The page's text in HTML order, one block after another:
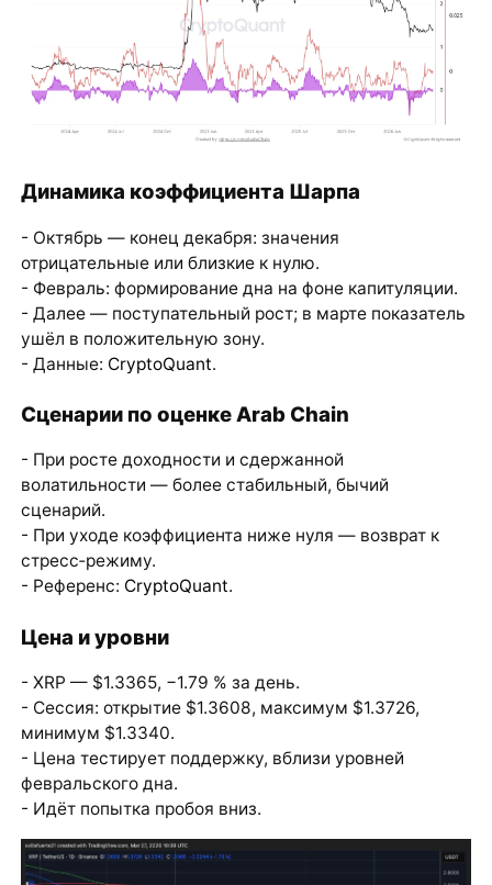
Динамика коэффициента Шарпа
- Октябрь — конец декабря: значения
отрицательные или близкие к нулю.
- Февраль: формирование дна на фоне капитуляции.
- Далее — поступательный рост; в марте показатель
ушёл в положительную зону.
- Данные: CryptoQuant.
Сценарии по оценке Arab Chain
- При росте доходности и сдержанной
волатильности — более стабильный, бычий
сценарий.
- При уходе коэффициента ниже нуля — возврат к
стресс‑режиму.
- Референс: CryptoQuant.
Цена и уровни
- XRP — $1.3365, −1.79 % за день.
- Сессия: открытие $1.3608, максимум $1.3726,
минимум $1.3340.
- Цена тестирует поддержку, вблизи уровней
февральского дна.
- Идёт попытка пробоя вниз.